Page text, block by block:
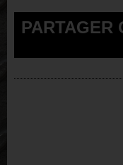
PARTAGER